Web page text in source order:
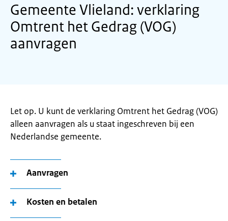
Gemeente Vlieland: verklaring
Omtrent het Gedrag (VOG)
aanvragen
Let op. U kunt de verklaring Omtrent het Gedrag (VOG)
alleen aanvragen als u staat ingeschreven bij een
Nederlandse gemeente.
Aanvragen
Kosten en betalen